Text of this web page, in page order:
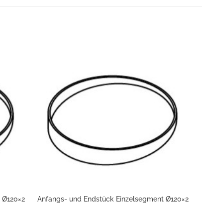
IN DEN WARENKORB
Anfangs- und Endstück Einzelsegment Ø120×2